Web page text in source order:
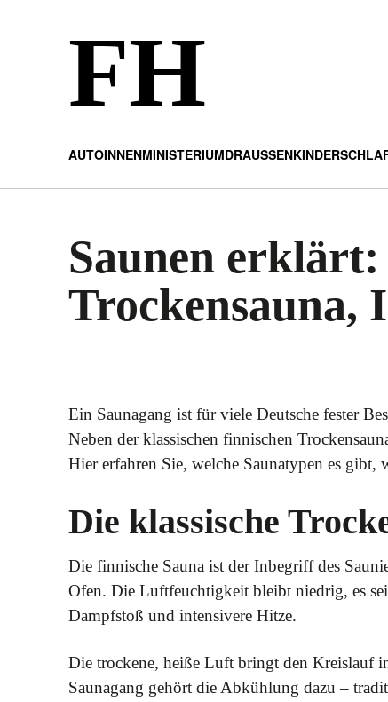
FH
AUTOINNENMINISTERIUMDRAUSSEN KINDER
Saunen
Trockensauna,
Ein Saunagang ist für viele Deutsche fester
Neben der klassischen finnischen
Hier erfahren Sie, welche Saunatypen es gibt,
Die klassische
Die finnische Sauna ist der Inbegriff des
Ofen. Die Luftfeuchtigkeit bleibt niedrig, es
Dampfstoß und intensivere Hitze.
Die trockene, heiße Luft bringt den Kreislauf
Saunagang gehört die Abkühlung dazu –